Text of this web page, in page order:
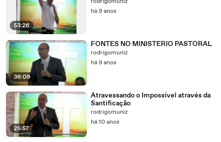
53:26
há 9 anos
36:09
FONTES NO MINISTERIO PASTORAL
rodrigomuniz
há 9 anos
25:57
Atravessando o Impossível através da
Santificação
rodrigomuniz
há 10 anos